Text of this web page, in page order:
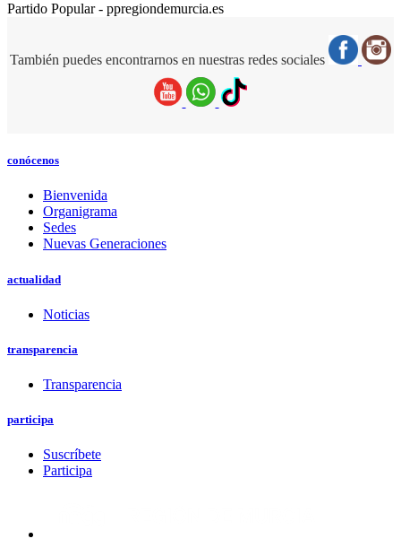
Partido Popular - ppregiondemurcia.es
También puedes encontrarnos en nuestras redes sociales
conócenos
Bienvenida
Organigrama
Sedes
Nuevas Generaciones
actualidad
Noticias
transparencia
Transparencia
participa
Suscríbete
Participa